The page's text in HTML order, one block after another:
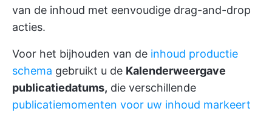
van de inhoud met eenvoudige drag-and-drop
acties.
Voor het bijhouden van de inhoud productie
schema gebruikt u de Kalenderweergave
publicatiedatums, die verschillende
publicatiemomenten voor uw inhoud markeert